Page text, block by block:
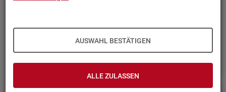
AUSWAHL BESTÄTIGEN
ALLE ZULASSEN
einem etwas er­höh­ten Ni­veau.
lich im ak­tu­el­len
Mo­nats­be­richt (PDF, 2MB)be­reit.